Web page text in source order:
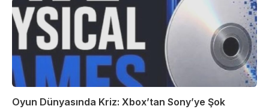
Oyun Dünyasında Kriz: Xbox’tan Sony’ye Şok